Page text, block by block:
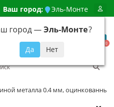
Ваш город: Эль-Монте
город —Эль-Монте?
92-94
0
металла 0.4 мм, оцинкованный